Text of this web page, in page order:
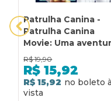
Patrulha Canina -
Patrulha Canina
Movie: Uma
na cidade grande: O
livro oficial do filme
R$ 19,90
R$ 15,92
R$ 15,92